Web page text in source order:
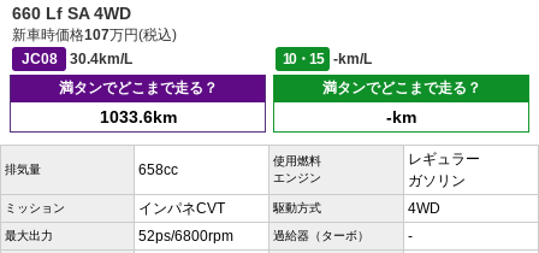
660 Lf SA 4WD
新車時価格107万円(税込)
JC08
30.4km/L 10・15
-km/L
満タンでどこまで走る？
1033.6km
満タンでどこまで走る？
-km
排気量 658cc
使用燃料
エンジン
レギュラー
ガソリン
ミッション インパネCVT 駆動方式 4WD
最大出力 52ps/6800rpm 過給器（ターボ） -